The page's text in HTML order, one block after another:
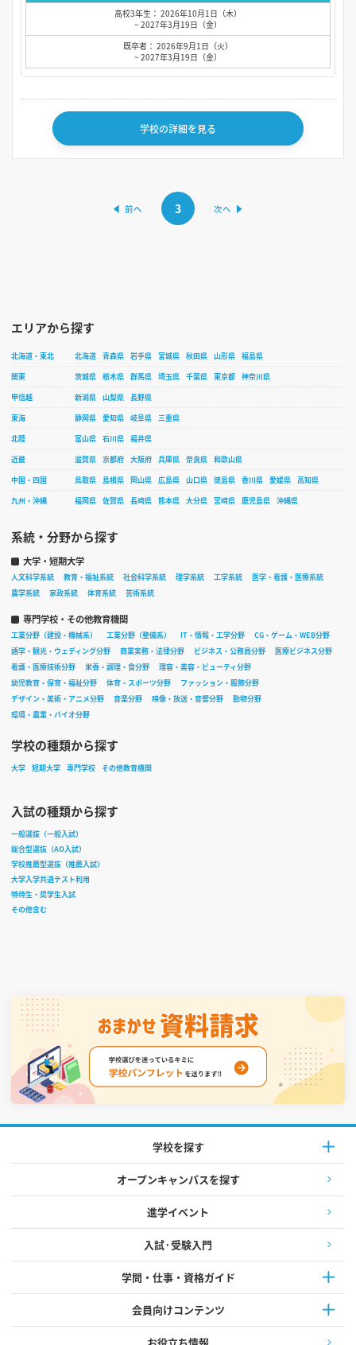
高校3年生： 2026年10月1日（木）
~ 2027年3月19日（金）
既卒者： 2026年9月1日（火）
~ 2027年3月19日（金）
学校の詳細を見る
3
エリアから探す
北海道・東北 北海道 青森県 岩手県 宮城県 秋田県 山形県
福島県
関東
茨城県 栃木県 群馬県 埼玉県 千葉県 東京都
神奈川県
甲信越
新潟県 山梨県
長野県
東海
静岡県 愛知県 岐阜県
三重県
北陸
富山県 石川県
福井県
近畿
滋賀県 京都府 大阪府 兵庫県 奈良県
和歌山県
中国・四国
鳥取県 島根県 岡山県 広島県 山口県 徳島県 香川県 愛媛県
高知県
九州・沖縄
福岡県 佐賀県 長崎県 熊本県 大分県 宮崎県 鹿児島県 沖縄県
系統・分野から探す
大学・短期大学
人文科学系統 教育・福祉系統 社会科学系統 理学系統 工学系統
医学・看護・医療系統
農学系統
家政系統 体育系統 芸術系統
専門学校・その他教育機関
工業分野（建設・機械系） 工業分野（整備系） IT・情報・工学分野
CG・ゲーム・WEB分野
語学・観光・ウェディング分野
商業実務・法律分野 ビジネス・公務員分野
医療ビジネス分野
看護・医療技術分野
栄養・調理・食分野
理容・美容・ビューティ分野
幼児教育・保育・福祉分野
体育・スポーツ分野
ファッション・服飾分野
デザイン・美術・アニメ分野
音楽分野 映像・放送・音響分野
動物分野
環境・農業・バイオ分野
学校の種類から探す
大学 短期大学 専門学校 その他教育機関
入試の種類から探す
一般選抜（一般入試）
総合型選抜（AO入試）
学校推薦型選抜（推薦入試）
大学入学共通テスト利用
特待生・奨学生入試
その他含む
学校を探す
オープンキャンパスを探す
進学イベント
入試·受験入門
学問・仕事・資格ガイド
会員向けコンテンツ